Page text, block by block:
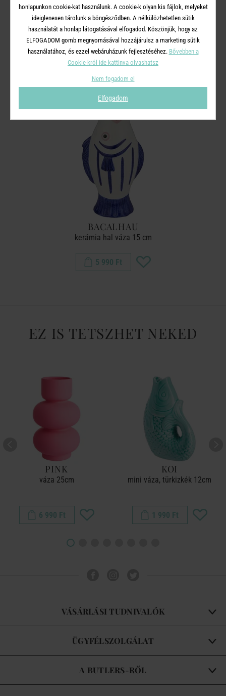
A TERMÉKCSALÁD TOVÁBBI
TERMÉKEI
BACALHAU
kerámia hal váza 15 cm
5 990 Ft
EZ IS TETSZHET NEKED
PINK
váza 25cm
6 990 Ft
KOI
mini váza, türkizkék 12cm
1 990 Ft
VÁSÁRLÁSI TUDNIVALÓK
ÜGYFÉLSZOLGÁLAT
A BUTLERS-RŐL
honlapunkon cookie-kat használunk. A cookie-k olyan kis fájlok, melyeket
ideiglenesen tárolunk a böngésződben. A nélkülözhetetlen sütik
használatát a honlap látogatásával elfogadod. Köszönjük, hogy az
ELFOGADOM gomb megnyomásával hozzájárulsz a marketing sütik
használatához, és ezzel webáruházunk fejlesztéséhez. Bővebben a
Cookie-król ide kattinva olvashatsz
Nem fogadom el
Elfogadom